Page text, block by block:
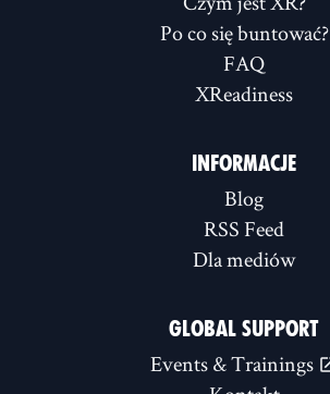
Po co się buntować?
FAQ
XReadiness
INFORMACJE
Blog
RSS Feed
Dla mediów
GLOBAL SUPPORT
Events & Trainings